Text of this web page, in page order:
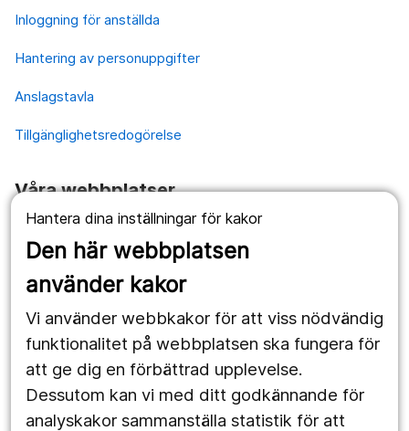
Hantera dina inställningar för kakor
Den här webbplatsen
använder kakor
Vi använder webbkakor för att viss nödvändig
funktionalitet på webbplatsen ska fungera för
att ge dig en förbättrad upplevelse.
Dessutom kan vi med ditt godkännande för
analyskakor sammanställa statistik för att
Inloggning för anställda
Hantering av personuppgifter
Anslagstavla
Tillgänglighetsredogörelse
Våra webbplatser
1177.se
Länstrafiken
Utveckling
Följ oss